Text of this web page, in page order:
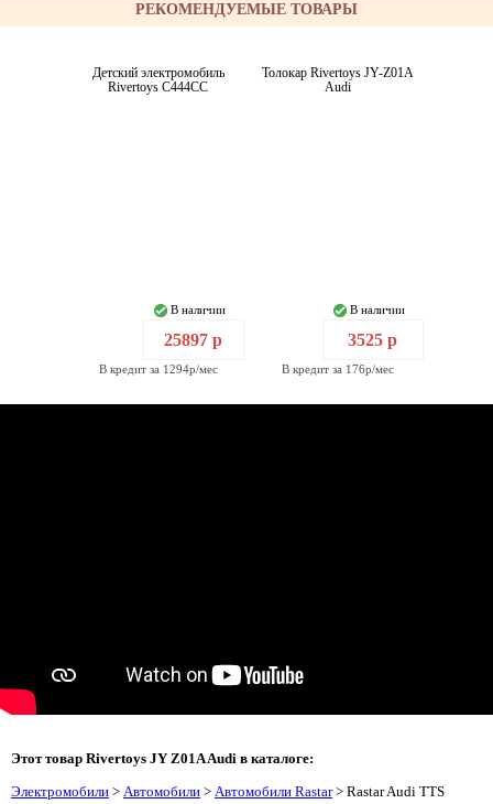
РЕКОМЕНДУЕМЫЕ ТОВАРЫ
Детский электромобиль
Rivertoys C444CC
В наличии
25897 р
В кредит за 1294р/мес
Толокар Rivertoys JY-Z01A
Audi
В наличии
3525 р
В кредит за 176р/мес
Этот товар Rivertoys JY Z01A Audi в каталоге:
Электромобили > Автомобили > Автомобили Rastar> Rastar Audi TTS